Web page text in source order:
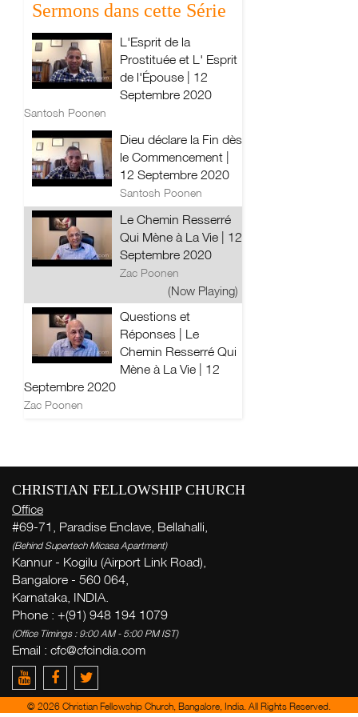
Sermons dans cette Série
L'Esprit de la
Prostituée et L' Esprit
de l'Épouse | 12
Septembre 2020
Santosh Poonen
Dieu déclare la Fin dès
le Commencement |
12 Septembre 2020
Santosh Poonen
Le Chemin Resserré
Qui Mène à La Vie | 12
Septembre 2020
Zac Poonen
(Now Playing)
Questions et
Réponses | Le
Chemin Resserré Qui
Mène à La Vie | 12
Septembre 2020
Zac Poonen
CHRISTIAN FELLOWSHIP CHURCH
Office
#69-71, Paradise Enclave, Bellahalli,
(Behind Supertech Micasa Apartment)
Kannur - Kogilu (Airport Link Road),
Bangalore - 560 064,
Karnataka, INDIA.
Phone : +(91) 948 194 1079
(Office Timings : 9:00 AM - 5:00 PM IST)
Email : cfc@cfcindia.com
© 2026 Christian Fellowship Church, Bangalore, India. All Rights Reserved.